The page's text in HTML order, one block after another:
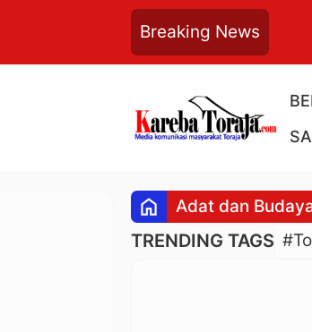
Breaking News
home Adat dan
TRENDING TAGS